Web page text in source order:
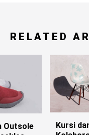
RELATED
Outsole
Kursi